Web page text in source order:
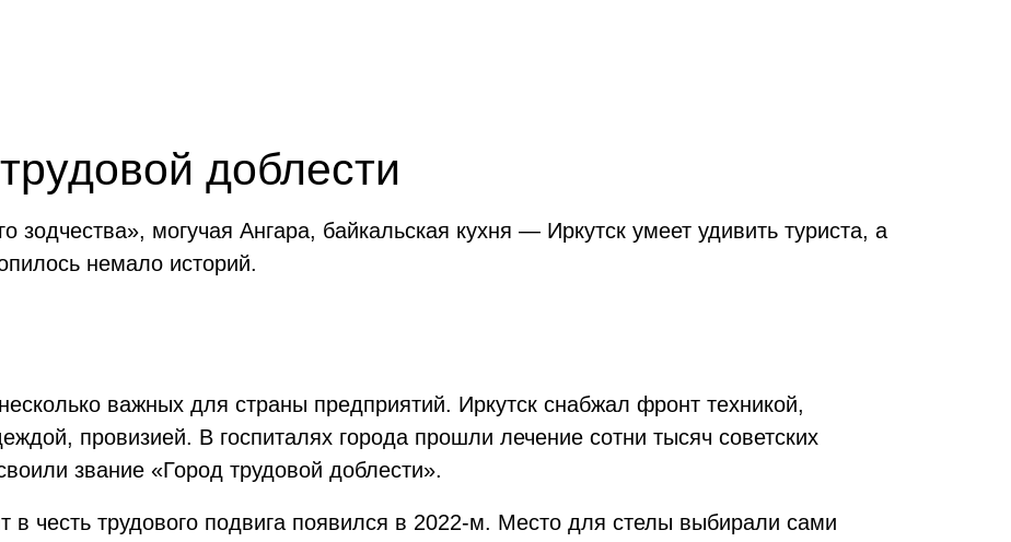
доблести
зодчества», могучая Ангара, байкальская кухня — Иркутск умеет удивить туриста, а
немало историй.
важных для страны предприятий. Иркутск снабжал фронт техникой,
провизией. В госпиталях города прошли лечение сотни тысяч советских
звание «Город трудовой доблести».
в честь трудового подвига появился в 2022-м. Место для стелы выбирали сами